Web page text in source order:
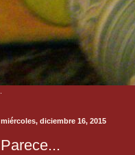
miércoles, diciembre 16, 2015
Parece...